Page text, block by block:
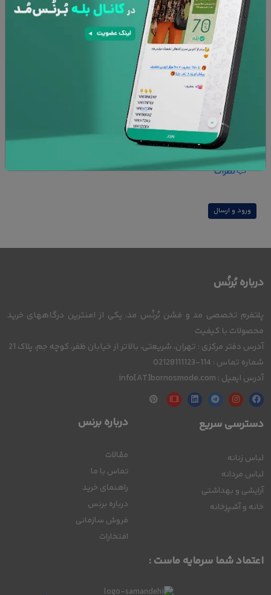
افزودن به سبد خرید
پشتیبانی 24 ساعته
امنیت پرداخت
افزودن به علاقه مندی ها
نظرات
ورود و ارسال
درباره بُرنُس
پلتفرم تخصصی مد و فشن بُرنُس مد، یکی از امنترین درگاههای خرید
محصولات با کیفیت
آدرس دفتر مرکزی : تهران، شریعتی، بالاتر از خیابان ظفر، کوچه جم، پلاک 21
شماره تماس : 114-02128111123
آدرس ایمیل : info[AT]bornosmode.com
دسترسی سریع
لباس زنانه
لباس مردانه
آرایشی و بهداشتی
خانه و آشپزخانه
درباره برنس
مقالات
تماس با ما
راهنمای خرید
درباره برنس
فروش سازمانی
افتخارات
اعتماد شما سرمایه ماست :